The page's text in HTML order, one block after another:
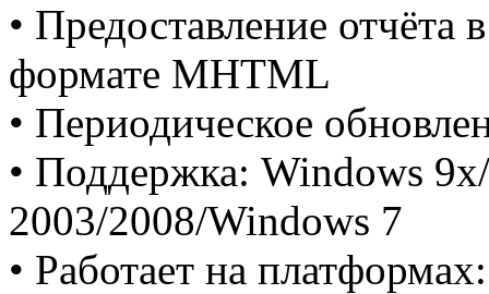
• Предоставление
формате MHTML
• Периодическое
• Поддержка: Windows
2003/2008/Windows 7
• Работает на